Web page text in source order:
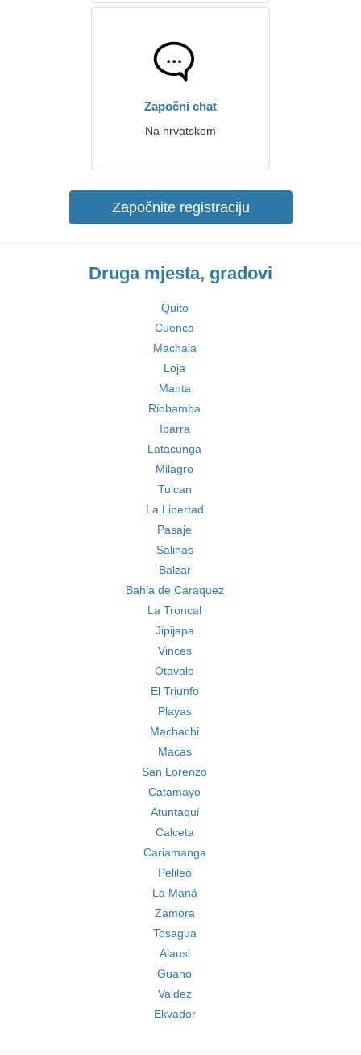
Započni chat
Na hrvatskom
Započnite registraciju
Druga mjesta, gradovi
Quito
Cuenca
Machala
Loja
Manta
Riobamba
Ibarra
Latacunga
Milagro
Tulcan
La Libertad
Pasaje
Salinas
Balzar
Bahia de Caraquez
La Troncal
Jipijapa
Vinces
Otavalo
El Triunfo
Playas
Machachi
Macas
San Lorenzo
Catamayo
Atuntaqui
Calceta
Cariamanga
Pelileo
La Maná
Zamora
Tosagua
Alausi
Guano
Valdez
Ekvador